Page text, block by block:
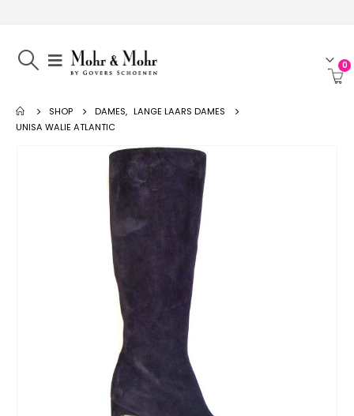
0
SHOP DAMES, LANGE LAARS DAMES
UNISA WALIE ATLANTIC